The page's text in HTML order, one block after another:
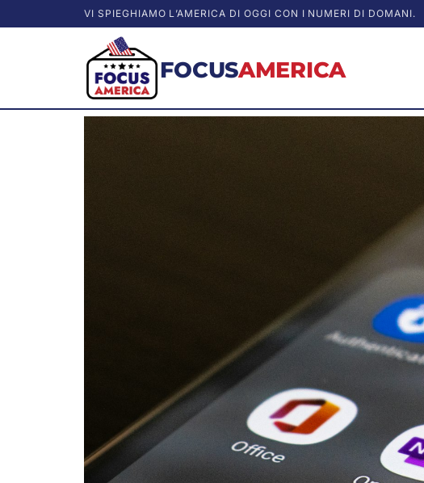
VI SPIEGHIAMO L’AMERICA DI OGGI CON I NUMERI DI DOMANI.
FOCUSAMERICA